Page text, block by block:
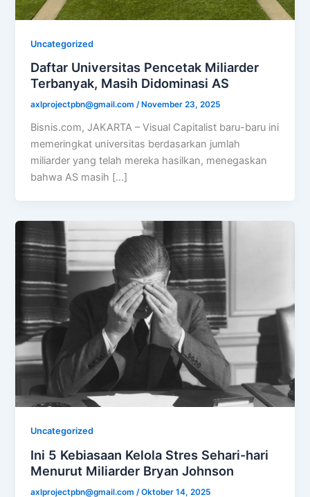
Uncategorized
Daftar Universitas Pencetak Miliarder
Terbanyak, Masih Didominasi AS
axlprojectpbn@gmail.com/ November 23, 2025
Bisnis.com, JAKARTA – Visual Capitalist baru-baru ini
memeringkat universitas berdasarkan jumlah
miliarder yang telah mereka hasilkan, menegaskan
bahwa AS masih […]
Uncategorized
Ini 5 Kebiasaan Kelola Stres Sehari-hari
Menurut Miliarder Bryan Johnson
axlprojectpbn@gmail.com /Oktober 14, 2025